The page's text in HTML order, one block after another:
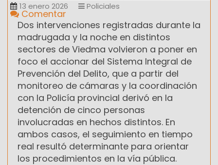
13 enero 2026 Policiales
Comentar
Dos intervenciones registradas durante la
madrugada y la noche en distintos
sectores de Viedma volvieron a poner en
foco el accionar del Sistema Integral de
Prevención del Delito, que a partir del
monitoreo de cámaras y la coordinación
con la Policía provincial derivó en la
detención de cinco personas
involucradas en hechos distintos. En
ambos casos, el seguimiento en tiempo
real resultó determinante para orientar
los procedimientos en la vía pública.